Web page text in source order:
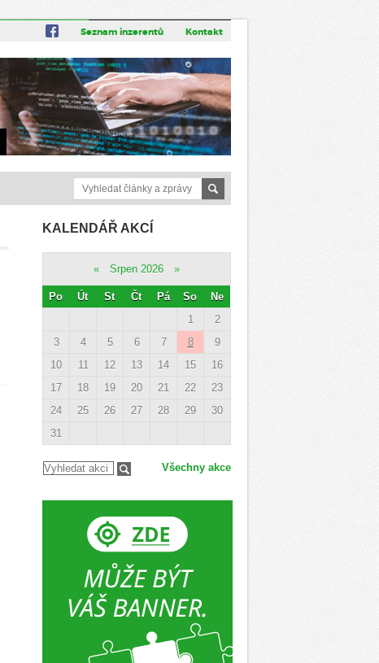
Seznam inzerentů Kontakt
KALENDÁŘ AKCÍ
« Srpen 2026 »
Po Út St Čt Pá So
Ne
1
2
3
4 5 6 7 8
9
10
11 12 13 14 15
16
17
18 19 20 21 22
23
24
25 26 27 28 29
30
31
Všechny akce